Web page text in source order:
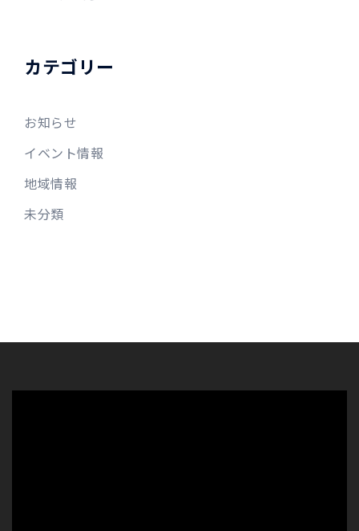
カテゴリー
お知らせ
イベント情報
地域情報
未分類